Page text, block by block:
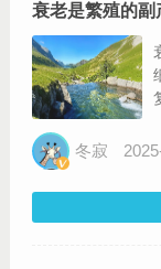
衰老是繁殖的副
冬寂